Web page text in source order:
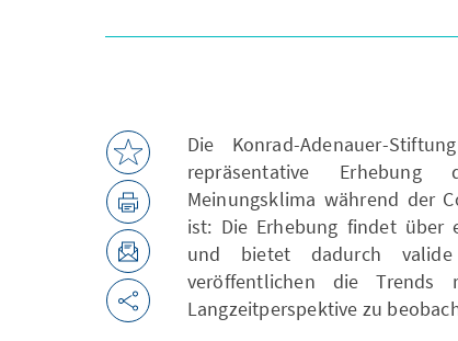
Die Konrad-Adenauer-
repräsentative
Meinungsklima während der
ist: Die Erhebung findet über
und bietet dadurch
veröffentlichen die
Langzeitperspektive zu